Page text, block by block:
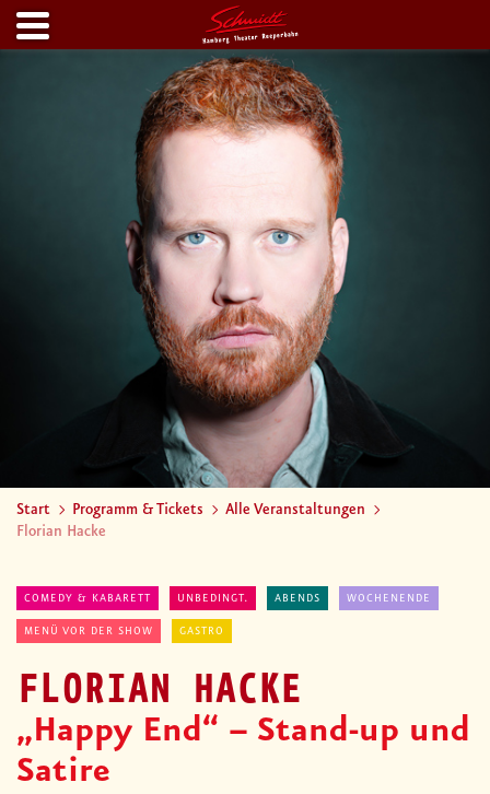
Start Programm & Tickets
Alle Veranstaltungen
Florian Hacke
COMEDY & KABARETT UNBEDINGT. ABENDS WOCHENENDE
MENÜ VOR DER SHOW GASTRO
FLORIAN HACKE
„Happy End“ – Stand-up und
Satire